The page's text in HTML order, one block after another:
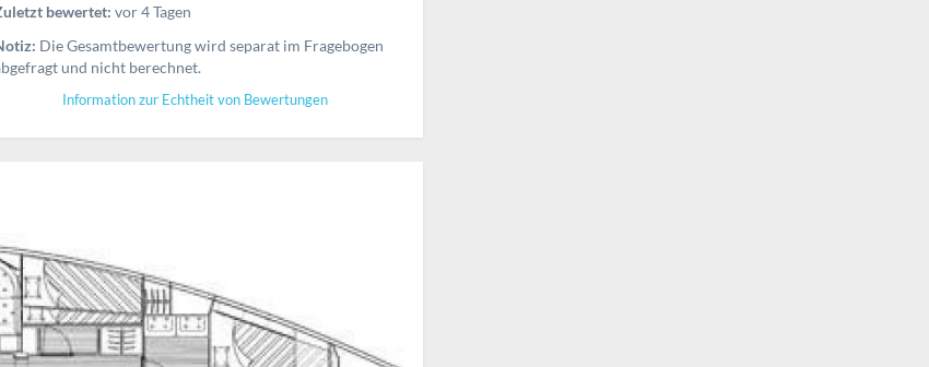
bewertet: vor 4 Tagen
Die Gesamtbewertung wird separat im Fragebogen
und nicht berechnet.
Information zur Echtheit von Bewertungen